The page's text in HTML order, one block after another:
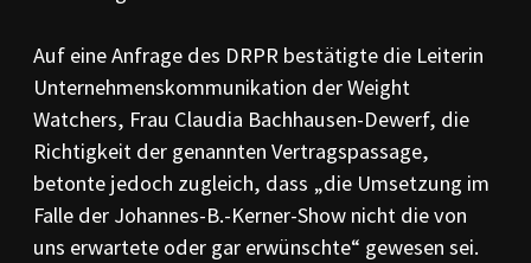
Auf eine Anfrage des DRPR bestätigte die Leiterin
Unternehmenskommunikation der Weight
Watchers, Frau Claudia Bachhausen-Dewerf, die
Richtigkeit der genannten Vertragspassage,
betonte jedoch zugleich, dass „die Umsetzung im
Falle der Johannes-B.-Kerner-Show nicht die von
uns erwartete oder gar erwünschte“ gewesen sei.